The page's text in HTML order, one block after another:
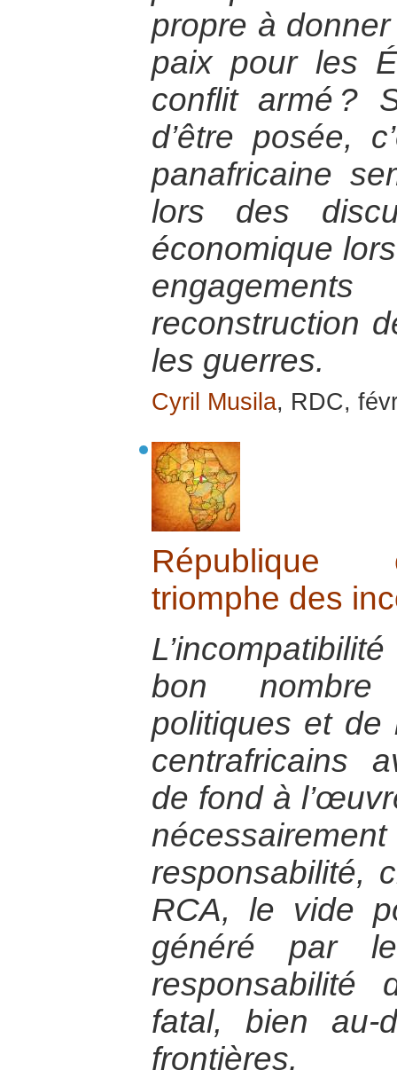
propre à
paix pour les
conflit armé ?
d’être posée,
panafricaine
lors des
économique
reconstruction
les guerres.
Cyril Musila, RDC,
République
triomphe des
bon nombre
politiques et de
centrafricains
de fond à
responsabilité,
RCA, le vide
généré par
fatal, bien au-
frontières.